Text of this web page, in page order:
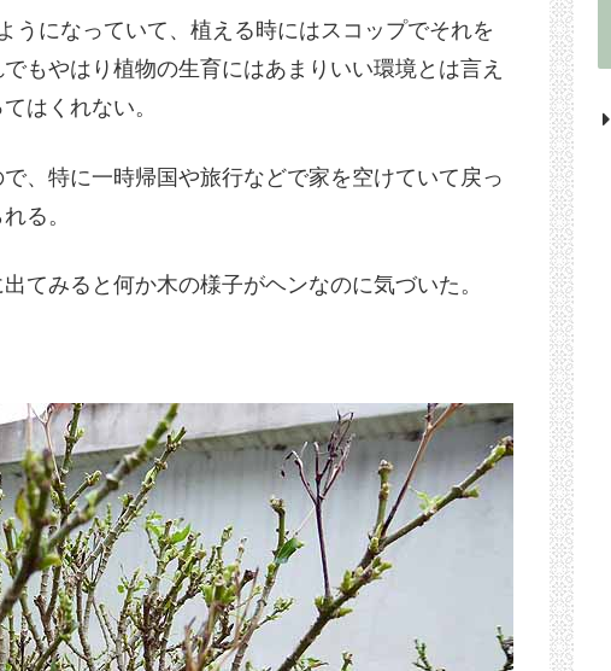
うになっていて、植える時にはスコップでそれを
もやはり植物の生育にはあまりいい環境とは言え
はくれない。
、特に一時帰国や旅行などで家を空けていて戻っ
る。
てみると何か木の様子がヘンなのに気づいた。